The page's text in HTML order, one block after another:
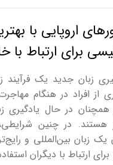
اروپایی با
برای ارتباط با
زبان جدید یک
از افراد در هنگام
همچنان در حال یادگیری
هستند. در چنین
یک زبان بین‌المللی و
ارتباط با دیگران